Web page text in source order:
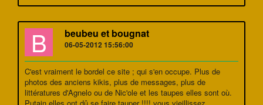
B beubeu et bougnat
06-05-2012 15:56:00
C'est vraiment le bordel ce site ; qui s'en occupe. Plus de
photos des anciens kikis, plus de messages, plus de
littératures d'Agnelo ou de Nic'ole et les taupes elles sont où.